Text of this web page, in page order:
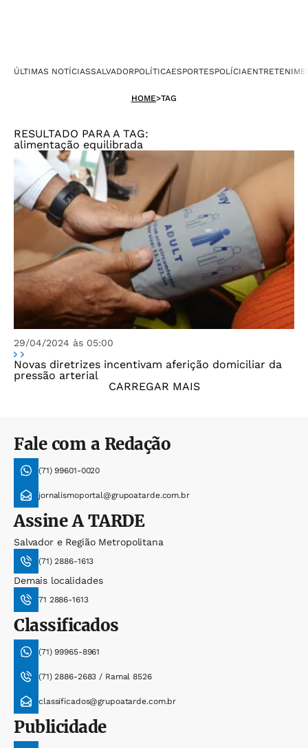
ÚLTIMAS NOTÍCIASSALVADORPOLÍTICAESPORTESPOLÍCIA
HOME>TAG
RESULTADO PARA A TAG:
alimentação equilibrada
29/04/2024 às 05:00
Novas diretrizes incentivam aferição domiciliar da
pressão arterial
CARREGAR MAIS
Fale com a Redação
(71) 99601-0020
jornalismoportal@grupoatarde.com.br
AssineA TARDE
Salvador e Região Metropolitana
(71) 2886-1613
Demais localidades
71 2886-1613
Classificados
(71) 99965-8961
(71) 2886-2683 / Ramal 8526
classificados@grupoatarde.com.br
Publicidade